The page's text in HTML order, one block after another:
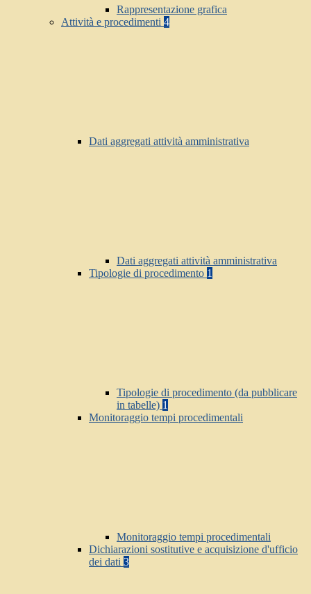
Rappresentazione grafica
Attività e procedimenti 4
Dati aggregati attività amministrativa
Dati aggregati attività amministrativa
Tipologie di procedimento 1
Tipologie di procedimento (da pubblicare
in tabelle) 1
Monitoraggio tempi procedimentali
Monitoraggio tempi procedimentali
Dichiarazioni sostitutive e acquisizione d'ufficio
dei dati 3